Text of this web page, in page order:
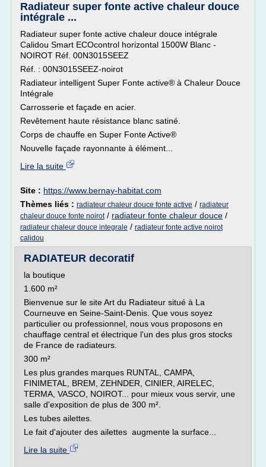
Radiateur super fonte active chaleur douce
intégrale ...
Radiateur super fonte active chaleur douce intégrale
Calidou Smart ECOcontrol horizontal 1500W Blanc -
NOIROT Réf. 00N3015SEEZ
Réf. : 00N3015SEEZ-noirot
Radiateur intelligent Super Fonte active® à Chaleur Douce
Intégrale
Carrosserie et façade en acier.
Revêtement haute résistance blanc satiné.
Corps de chauffe en Super Fonte Active®
Nouvelle façade rayonnante à élément...
Lire la suite
Site : https://www.bernay-habitat.com
Thèmes liés : radiateur chaleur douce fonte active / radiateur
chaleur douce fonte noirot/ radiateur fonte chaleur douce /
radiateur chaleur douce integrale / radiateur fonte active noirot
calidou
RADIATEUR decoratif
la boutique
1.600 m²
Bienvenue sur le site Art du Radiateur situé à La
Courneuve en Seine-Saint-Denis. Que vous soyez
particulier ou professionnel, nous vous proposons en
chauffage central et électrique l'un des plus gros stocks
de France de radiateurs.
300 m²
Les plus grandes marques RUNTAL, CAMPA,
FINIMETAL, BREM, ZEHNDER, CINIER, AIRELEC,
TERMA, VASCO, NOIROT... pour mieux vous servir, une
salle d'exposition de plus de 300 m².
Les tubes ailettes.
Le fait d'ajouter des ailettes augmente la surface...
Lire la suite